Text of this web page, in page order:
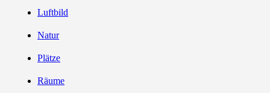
Luftbild
Natur
Plätze
Räume